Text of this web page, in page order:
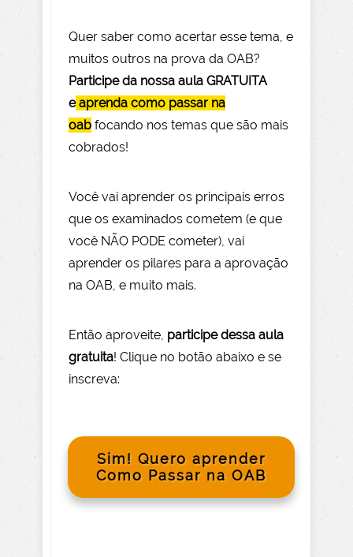
Quer saber como acertar esse tema, e
muitos outros na prova da OAB?
Participe da nossa aula GRATUITA
e aprenda como passar na
oab focando nos temas que são mais
cobrados!
Você vai aprender os principais erros
que os examinados cometem (e que
você NÃO PODE cometer), vai
aprender os pilares para a aprovação
na OAB, e muito mais.
Então aproveite, participe dessa aula
gratuita! Clique no botão abaixo e se
inscreva:
Sim! Quero aprender
Como Passar na OAB